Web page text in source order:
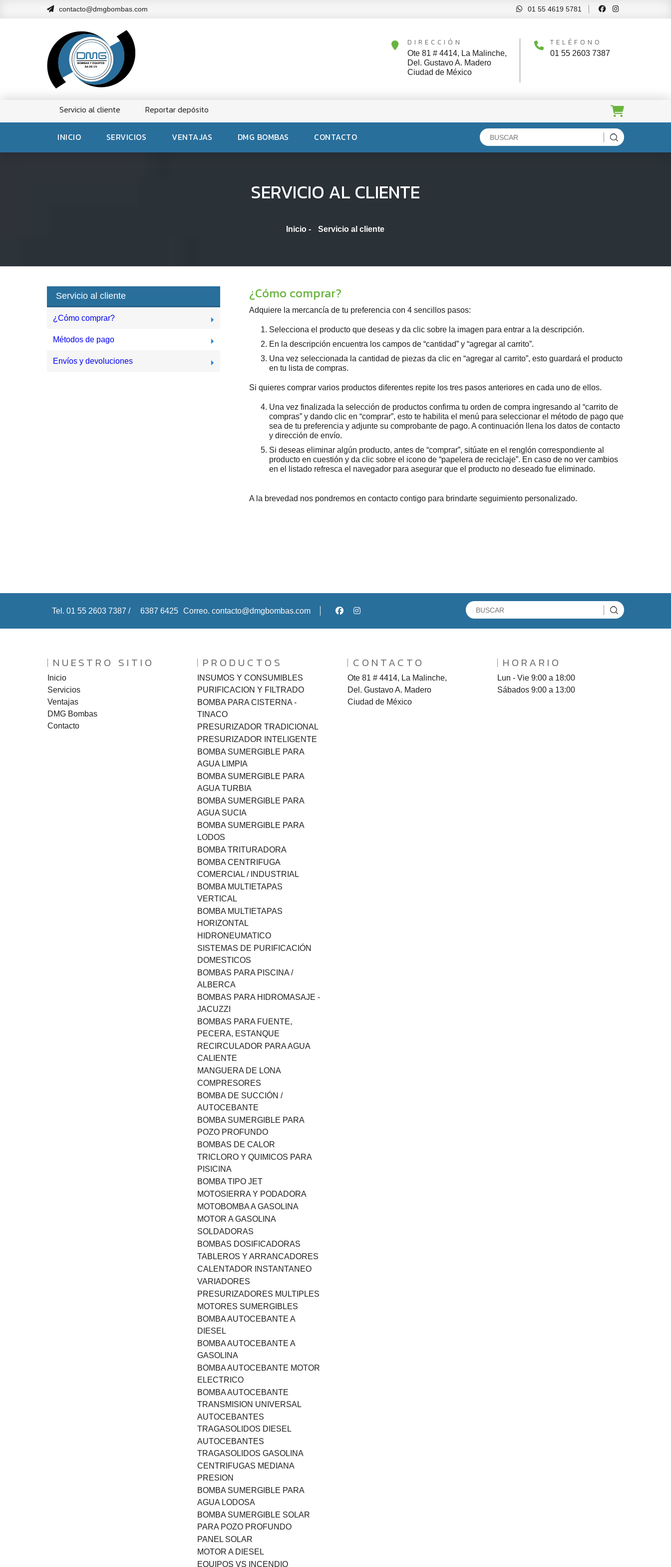
contacto@dmgbombas.com 01 55 4619 5781
TELÉFONO
01 55 2603 7387
DIRECCIÓN
Ote 81 # 4414, La Malinche,
Del. Gustavo A. Madero
Ciudad de México
Servicio al cliente Reportar depósito
INICIO SERVICIOS VENTAJAS DMG BOMBAS CONTACTO
SERVICIO AL CLIENTE
Inicio - Servicio al cliente
Servicio al cliente
¿Cómo comprar?
Métodos de pago
Envíos y devoluciones
¿Cómo comprar?
Adquiere la mercancía de tu preferencia con 4 sencillos pasos:
Selecciona el producto que deseas y da clic sobre la imagen para entrar a la descripción.
En la descripción encuentra los campos de “cantidad” y “agregar al carrito”.
Una vez seleccionada la cantidad de piezas da clic en “agregar al carrito”, esto guardará el producto
en tu lista de compras.
Si quieres comprar varios productos diferentes repite los tres pasos anteriores en cada uno de ellos.
Una vez finalizada la selección de productos confirma tu orden de compra ingresando al “carrito de
compras” y dando clic en “comprar”, esto te habilita el menú para seleccionar el método de pago que
sea de tu preferencia y adjunte su comprobante de pago. A continuación llena los datos de contacto
y dirección de envío.
Si deseas eliminar algún producto, antes de “comprar”, sitúate en el renglón correspondiente al
producto en cuestión y da clic sobre el icono de “papelera de reciclaje”. En caso de no ver cambios
en el listado refresca el navegador para asegurar que el producto no deseado fue eliminado.
A la brevedad nos pondremos en contacto contigo para brindarte seguimiento personalizado.
Tel. 01 55 2603 7387 / 6387 6425 Correo. contacto@dmgbombas.com
NUESTRO SITIO
Inicio
Servicios
Ventajas
DMG Bombas
Contacto
PRODUCTOS
INSUMOS Y CONSUMIBLES
PURIFICACION Y FILTRADO
BOMBA PARA CISTERNA -
TINACO
PRESURIZADOR TRADICIONAL
PRESURIZADOR INTELIGENTE
BOMBA SUMERGIBLE PARA
AGUA LIMPIA
BOMBA SUMERGIBLE PARA
AGUA TURBIA
BOMBA SUMERGIBLE PARA
AGUA SUCIA
BOMBA SUMERGIBLE PARA
LODOS
BOMBA TRITURADORA
BOMBA CENTRIFUGA
COMERCIAL / INDUSTRIAL
BOMBA MULTIETAPAS
VERTICAL
BOMBA MULTIETAPAS
HORIZONTAL
HIDRONEUMATICO
SISTEMAS DE PURIFICACIÓN
DOMESTICOS
BOMBAS PARA PISCINA /
ALBERCA
BOMBAS PARA HIDROMASAJE -
JACUZZI
BOMBAS PARA FUENTE,
PECERA, ESTANQUE
RECIRCULADOR PARA AGUA
CALIENTE
MANGUERA DE LONA
COMPRESORES
BOMBA DE SUCCIÓN /
AUTOCEBANTE
BOMBA SUMERGIBLE PARA
POZO PROFUNDO
BOMBAS DE CALOR
TRICLORO Y QUIMICOS PARA
PISICINA
BOMBA TIPO JET
MOTOSIERRA Y PODADORA
MOTOBOMBA A GASOLINA
MOTOR A GASOLINA
SOLDADORAS
BOMBAS DOSIFICADORAS
TABLEROS Y ARRANCADORES
CALENTADOR INSTANTANEO
VARIADORES
PRESURIZADORES MULTIPLES
MOTORES SUMERGIBLES
BOMBA AUTOCEBANTE A
DIESEL
BOMBA AUTOCEBANTE A
GASOLINA
BOMBA AUTOCEBANTE MOTOR
ELECTRICO
BOMBA AUTOCEBANTE
TRANSMISION UNIVERSAL
AUTOCEBANTES
TRAGASOLIDOS DIESEL
AUTOCEBANTES
TRAGASOLIDOS GASOLINA
CENTRIFUGAS MEDIANA
PRESION
BOMBA SUMERGIBLE PARA
AGUA LODOSA
BOMBA SUMERGIBLE SOLAR
PARA POZO PROFUNDO
PANEL SOLAR
MOTOR A DIESEL
EQUIPOS VS INCENDIO
CONTACTO
Ote 81 # 4414, La Malinche,
Del. Gustavo A. Madero
Ciudad de México
HORARIO
Lun - Vie 9:00 a 18:00
Sábados 9:00 a 13:00